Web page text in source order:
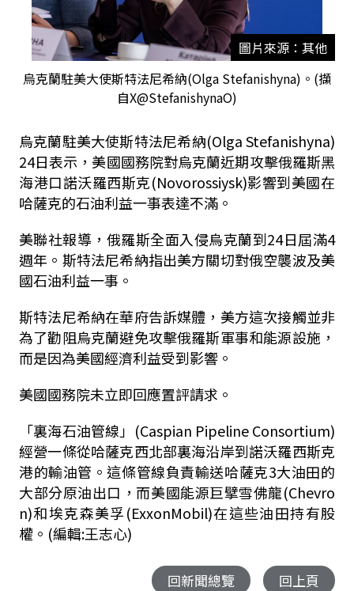
圖片來源：其他
烏克蘭駐美大使斯特法尼希納(Olga Stefanishyna)。(擷
自X@StefanishynaO)
烏克蘭駐美大使斯特法尼希納(Olga Stefanishyna)
24日表示，美國國務院對烏克蘭近期攻擊俄羅斯黑
海港口諾沃羅西斯克(Novorossiysk)影響到美國在
哈薩克的石油利益一事表達不滿。
美聯社報導，俄羅斯全面入侵烏克蘭到24日屆滿4
週年。斯特法尼希納指出美方關切對俄空襲波及美
國石油利益一事。
斯特法尼希納在華府告訴媒體，美方這次接觸並非
為了勸阻烏克蘭避免攻擊俄羅斯軍事和能源設施，
而是因為美國經濟利益受到影響。
美國國務院未立即回應置評請求。
「裏海石油管線」(Caspian Pipeline Consortium)
經營一條從哈薩克西北部裏海沿岸到諾沃羅西斯克
港的輸油管。這條管線負責輸送哈薩克3大油田的
大部分原油出口，而美國能源巨擘雪佛龍(Chevro
n)和埃克森美孚(ExxonMobil)在這些油田持有股
權。(編輯:王志心)
回新聞總覽 回上頁